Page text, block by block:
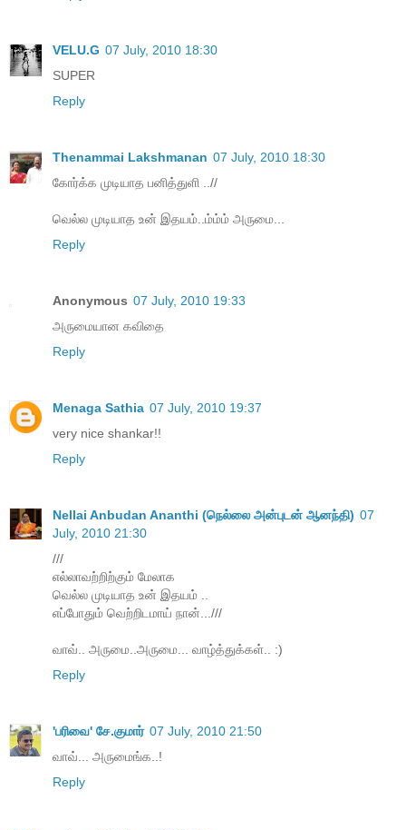
VELU.G 07 July, 2010 18:30
SUPER
Reply
Thenammai Lakshmanan 07 July, 2010 18:30
கோர்க்க முடியாத பனித்துளி ..//
வெல்ல முடியாத உன் இதயம்..ம்ம்ம் அருமை...
Reply
Anonymous 07 July, 2010 19:33
அருமையான கவிதை
Reply
Menaga Sathia 07 July, 2010 19:37
very nice shankar!!
Reply
Nellai Anbudan Ananthi (நெல்லை அன்புடன் ஆனந்தி) 07
July, 2010 21:30
///
எல்லாவற்றிற்கும் மேலாக
வெல்ல முடியாத உன் இதயம் ..
எப்போதும் வெற்றிடமாய் நான்...///
வாவ்.. அருமை..அருமை... வாழ்த்துக்கள்.. :)
Reply
'பரிவை' சே.குமார் 07 July, 2010 21:50
வாவ்... அருமைங்க..!
Reply